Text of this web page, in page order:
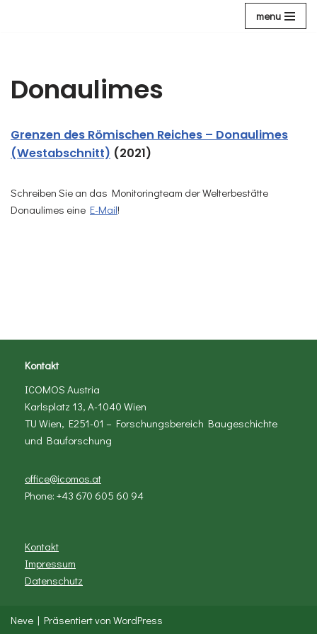
menu
Donaulimes
Grenzen des Römischen Reiches – Donaulimes
(Westabschnitt) (2021)
Schreiben Sie an das Monitoringteam der Welterbestätte
Donaulimes eine E-Mail!
Kontakt
ICOMOS Austria
Karlsplatz 13, A-1040 Wien
TU Wien, E251-01 – Forschungsbereich Baugeschichte
und Bauforschung
office@icomos.at
Phone: +43 670 605 60 94
Kontakt
Impressum
Datenschutz
Neve | Präsentiert von WordPress